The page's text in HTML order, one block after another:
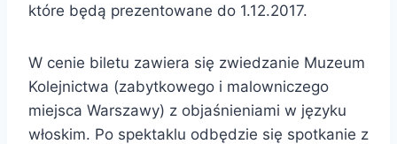
które będą prezentowane do 1.12.2017.
W cenie biletu zawiera się zwiedzanie Muzeum
Kolejnictwa (zabytkowego i malowniczego
miejsca Warszawy) z objaśnieniami w języku
włoskim. Po spektaklu odbędzie się spotkanie z